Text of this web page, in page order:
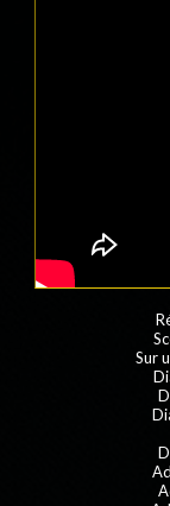
Sur